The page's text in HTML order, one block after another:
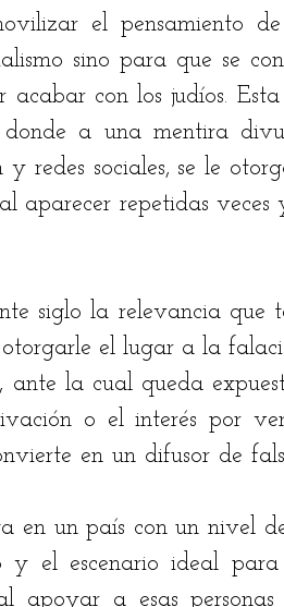
el pensamiento
sino para que se
acabar con los judíos.
donde a una mentira
y redes sociales, se le
aparecer repetidas
siglo la relevancia
el lugar a la
ante la cual queda
o el interés por
en un difusor de
en un país con un nivel
apoyar a esas